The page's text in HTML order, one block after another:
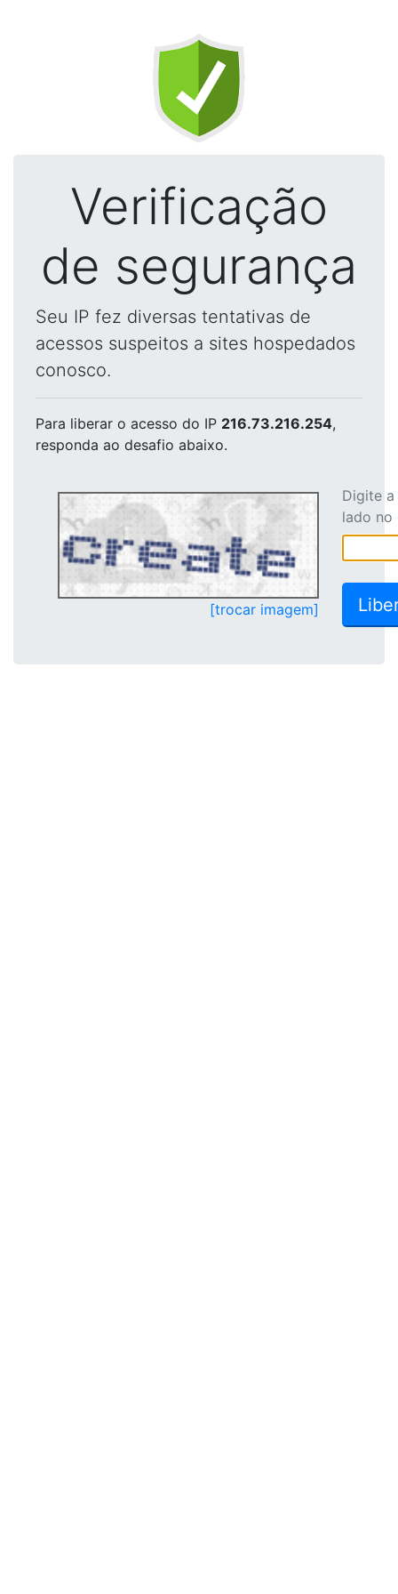
Verificação
de segurança
Seu IP fez diversas tentativas de
acessos suspeitos a sites hospedados
conosco.
Para liberar o acesso do IP 216.73.216.254,
responda ao desafio abaixo.
[trocar imagem]
Digite
lado no